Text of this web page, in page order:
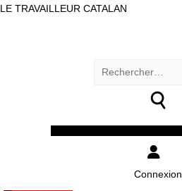
LE TRAVAILLEUR CATALAN
Rechercher :
Connexion